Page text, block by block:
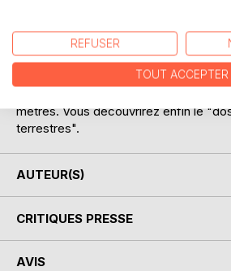
catastrophes qui ont fait disparaitre
civilisations, jusqu'à ce qu'elle
Vous découvrirez enfin à quoi
mètres. Vous découvrirez enfin le
terrestres".
AUTEUR(S)
CRITIQUES PRESSE
AVIS
REFUSER
TOUT ACCEPTER